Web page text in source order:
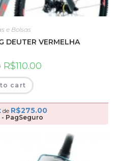
e Bolsas
DEUTER VERMELHA
R$110.00
cart
de R$275.00
- PagSeguro